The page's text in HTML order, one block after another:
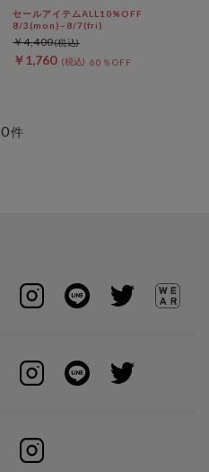
セールアイテムALL10%OFF
8/3(mon)~8/7(fri)
￥1,760 60％OFF
￥4,400
件